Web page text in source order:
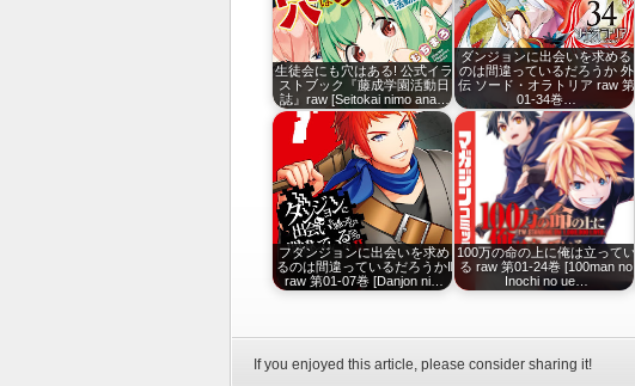
生徒会にも穴はある! 公式イラ
ストブック『藤成学園活動日
誌』raw [Seitokai nimo ana…
ダンジョンに出会いを求める
のは間違っているだろうか 外
伝 ソード・オラトリア raw 第
01-34巻…
フダンジョンに出会いを求め
るのは間違っているだろうかⅡ
raw 第01-07巻 [Danjon ni…
100万の命の上に俺は立ってい
る raw 第01-24巻 [100man no
Inochi no ue…
If you enjoyed this article, please consider sharing it!